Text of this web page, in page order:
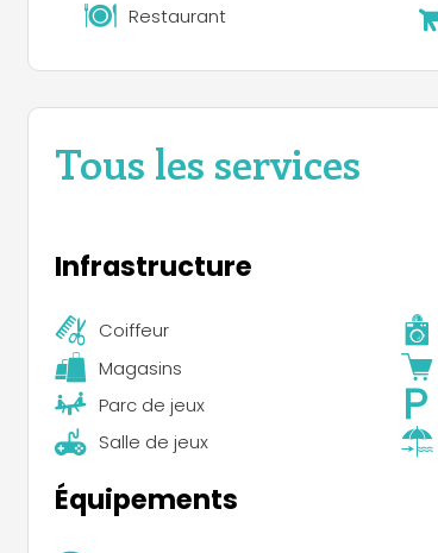
Restaurant
Tous les services
Infrastructure
Coiffeur
Magasins
Parc de jeux
Salle de jeux
Équipements